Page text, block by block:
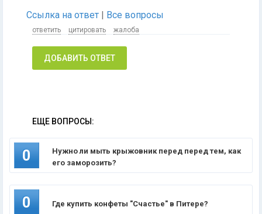
Ссылка на ответ | Все вопросы
ответить цитировать жалоба
ДОБАВИТЬ ОТВЕТ
ЕЩЕ ВОПРОСЫ:
0
Нужно ли мыть крыжовник перед перед тем, как
его заморозить?
0 Где купить конфеты "Счастье" в Питере?